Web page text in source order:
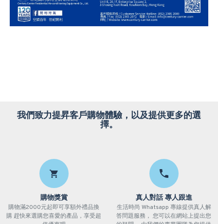
我們致力提昇客戶購物體驗，以及提供更多的選
擇。
購物獎賞
購物滿2000元起即可享額外禮品換
購 趕快來選購您喜愛的產品，享受超
真人對話 專人跟進
生活時尚 Whatsapp 專線提供真人解
答問題服務， 您可以在網站上提出您